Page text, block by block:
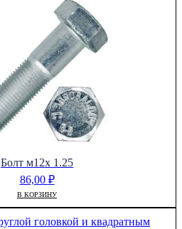
Болт м12х 1.25
86,00 ₽
В КОРЗИНУ